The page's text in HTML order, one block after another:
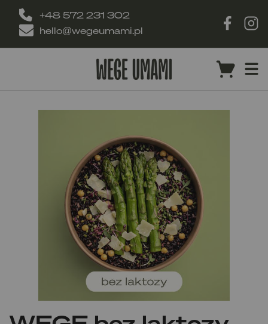
+48 572 231 302
hello@wegeumami.pl